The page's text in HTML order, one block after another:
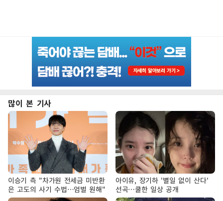
많이 본 기사
이승기 측 "차가원 전세금 미반환
은 고도의 사기 수법…엄벌 원해"
아이유, 장기하 '별일 없이 산다'
선곡…쿨한 일상 공개